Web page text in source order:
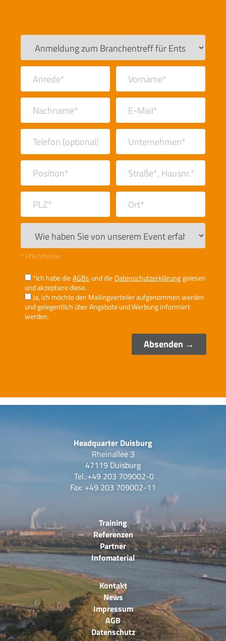
* Pflichtfelder
*Ich habe dieAGBs und die Datenschutzerklärunggelesen
und akzeptiere diese.
Ja, ich möchte den Mailingverteiler aufgenommen werden
und gelegentlich über Angebote und Werbung informiert
werden.
Headquarter Duisburg
Rheinallee 3
47119 Duisburg
Tel.:+49 203 709002-0
Fax: +49 203 709002-11
Training
Referenzen
Partner
Infomaterial
Kontakt
News
Impressum
AGB
Datenschutz